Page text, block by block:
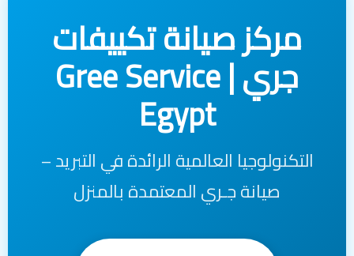
مركز صيانة تكييفات
جري | Gree Service
Egypt
التكنولوجيا العالمية الرائدة في التبريد –
صيانة جـري المعتمدة بالمنزل